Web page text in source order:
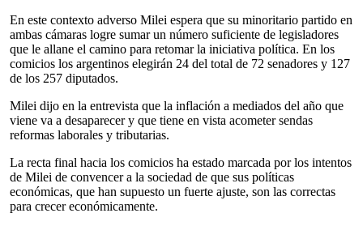
En este contexto adverso Milei espera que su minoritario partido en
ambas cámaras logre sumar un número suficiente de legisladores
que le allane el camino para retomar la iniciativa política. En los
comicios los argentinos elegirán 24 del total de 72 senadores y 127
de los 257 diputados.
Milei dijo en la entrevista que la inflación a mediados del año que
viene va a desaparecer y que tiene en vista acometer sendas
reformas laborales y tributarias.
La recta final hacia los comicios ha estado marcada por los intentos
de Milei de convencer a la sociedad de que sus políticas
económicas, que han supuesto un fuerte ajuste, son las correctas
para crecer económicamente.